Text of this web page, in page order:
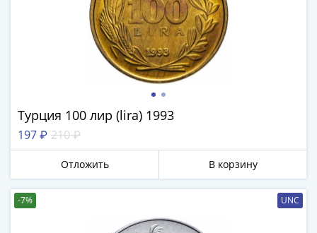
Турция 100 лир (lira) 1993
197 ₽ 210 ₽
Отложить В корзину
-7% UNC